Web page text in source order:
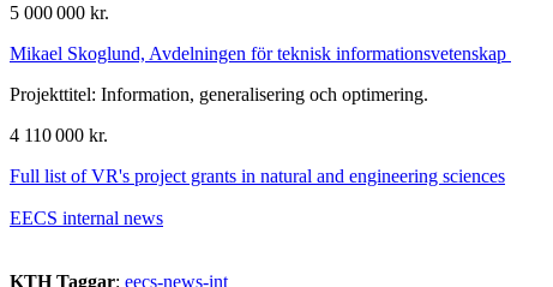
5 000 000 kr.
Mikael Skoglund, Avdelningen för teknisk informationsvetenskap
Projekttitel: Information, generalisering och optimering.
4 110 000 kr.
Full list of VR's project grants in natural and engineering sciences
EECS internal news
KTH Taggar: eecs-news-int